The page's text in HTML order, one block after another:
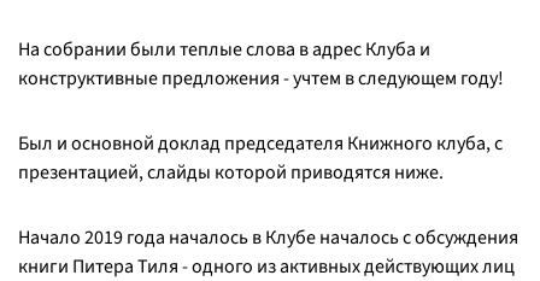
На собрании были теплые слова в адрес Клуба и
конструктивные предложения - учтем в следующем году!
Был и основной доклад председателя Книжного клуба, с
презентацией, слайды которой приводятся ниже.
Начало 2019 года началось в Клубе началось с обсуждения
книги Питера Тиля - одного из активных действующих лиц